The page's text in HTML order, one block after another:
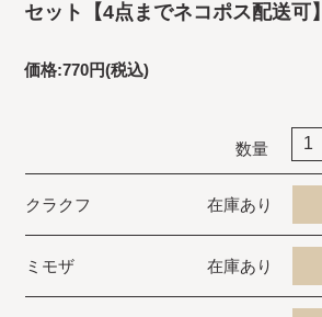
セット【4点までネコポス配送可】
価格:770円(税込)
数量
クラクフ 在庫あり
ミモザ 在庫あり